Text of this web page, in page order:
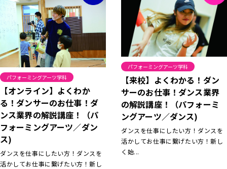
パフォーミングアーツ学科
【オンライン】よくわか
る！ダンサーのお仕事！ダ
ンス業界の解説講座！（パ
フォーミングアーツ／ダン
ス)
ダンスを仕事にしたい方！ダンスを
活かしてお仕事に繋げたい方！新し
パフォーミングアーツ学科
【来校】よくわかる！ダン
サーのお仕事！ダンス業界
の解説講座！（パフォーミ
ングアーツ／ダンス)
ダンスを仕事にしたい方！ダンスを
活かしてお仕事に繋げたい方！新し
く始...